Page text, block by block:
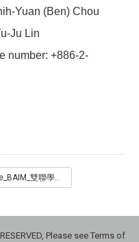
Yuan (Ben) Chou
Ju Lin
number: +886-2-
Purdue_BAIM_雙聯學位申請表.docx
Please see Terms of